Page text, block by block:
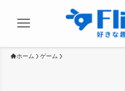
ホーム ゲーム